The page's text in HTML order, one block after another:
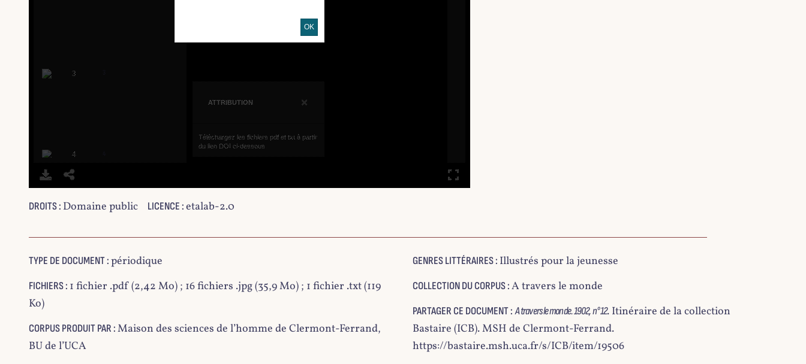
ATTRIBUTION ×
Téléchargez les fichiers pdf et txt à partir
du lien DOI ci-dessous.
3
4
OK
DROITS : Domaine public LICENCE :etalab-2.0
TYPE DE DOCUMENT :périodique
FICHIERS : 1 fichier .pdf (2,42 Mo) ; 16 fichiers .jpg (35,9 Mo) ; 1 fichier .txt (119
Ko)
CORPUS PRODUIT PAR :Maison des sciences de l’homme de Clermont-Ferrand,
BU de l’UCA
GENRES LITTÉRAIRES : Illustrés pour la jeunesse
COLLECTION DU CORPUS :A travers le monde
PARTAGER CE DOCUMENT : A travers le monde. 1902, n° 12. Itinéraire de la collection
Bastaire (ICB). MSH de Clermont-Ferrand.
https://bastaire.msh.uca.fr/s/ICB/item/19506